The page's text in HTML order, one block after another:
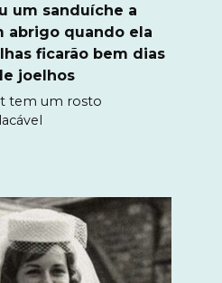
um sanduíche a
abrigo quando ela
ficarão bem dias
joelhos
tem um rosto